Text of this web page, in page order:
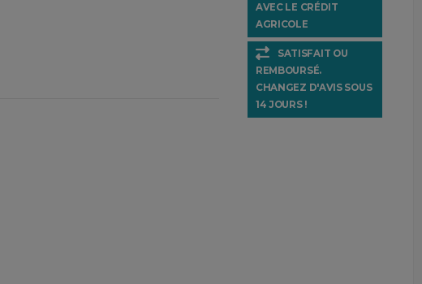
AVEC LE CRÉDIT
AGRICOLE
SATISFAIT OU
REMBOURSÉ.
CHANGEZ D'AVIS SOUS
14 JOURS !